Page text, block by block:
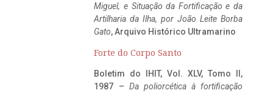
Miguel, e Situação da Fortificação e da
Artilharia da Ilha, por João Leite Borba
Gato, Arquivo Histórico Ultramarino
Forte do Corpo Santo
Boletim do IHIT, Vol. XLV, Tomo II,
1987 – Da poliorcética à fortificação